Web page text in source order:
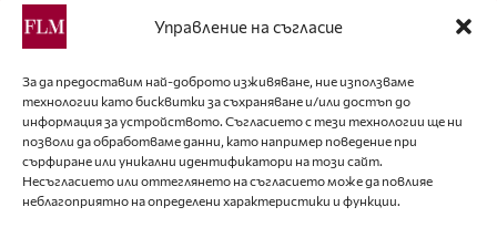
Управление на съгласие
За да предоставим най-доброто изживяване, ние използваме
технологии като бисквитки за съхраняване и/или достъп до
информация за устройството. Съгласието с тези технологии ще ни
позволи да обработваме данни, като например поведение при
сърфиране или уникални идентификатори на този сайт.
Несъгласието или оттеглянето на съгласието може да повлияе
неблагоприятно на определени характеристики и функции.
Политика за бисквитки
За контакти
editor@fashion-lifestyle.net
+359 88 227 33 47
Последвайте ни